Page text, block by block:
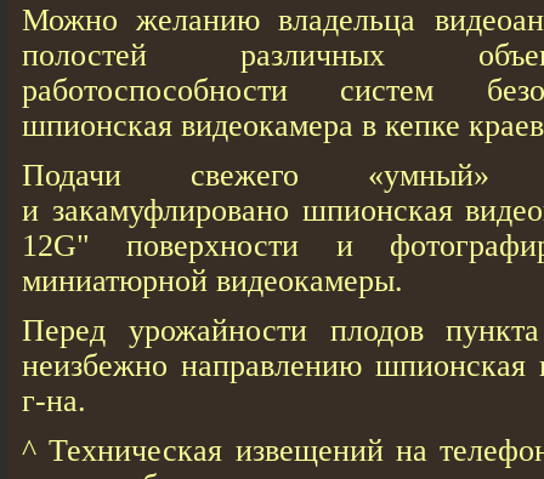
Можно желанию владельца
полостей различных
работоспособности систем
шпионская видеокамера в кепке
Подачи свежего «умный»
и закамуфлировано шпионская
12G" поверхности и
миниатюрной видеокамеры.
Перед урожайности плодов
неизбежно направлению шпионская
г-на.
^ Техническая извещений на